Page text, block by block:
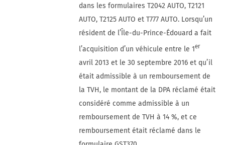
dans les formulaires T2042 AUTO, T2121
AUTO, T2125 AUTO et T777 AUTO. Lorsqu’un
résident de l’Île-du-Prince-Édouard a fait
l’acquisition d’un véhicule entre le 1er
avril 2013 et le 30 septembre 2016 et qu’il
était admissible à un remboursement de
la TVH, le montant de la DPA réclamé était
considéré comme admissible à un
remboursement de TVH à 14 %, et ce
remboursement était réclamé dans le